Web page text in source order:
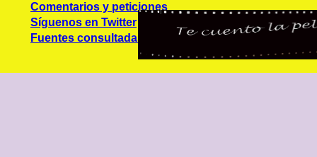
Comentarios y peticiones
Síguenos en Twitter
Fuentes consultadas